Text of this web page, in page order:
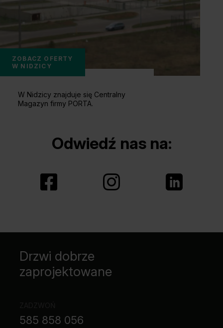
W Nidzicy znajduje się Centralny
Magazyn firmy PORTA.
ZOBACZ OFERTY
W NIDZICY
Odwiedź nas na:
Drzwi dobrze
zaprojektowane
585 858 056